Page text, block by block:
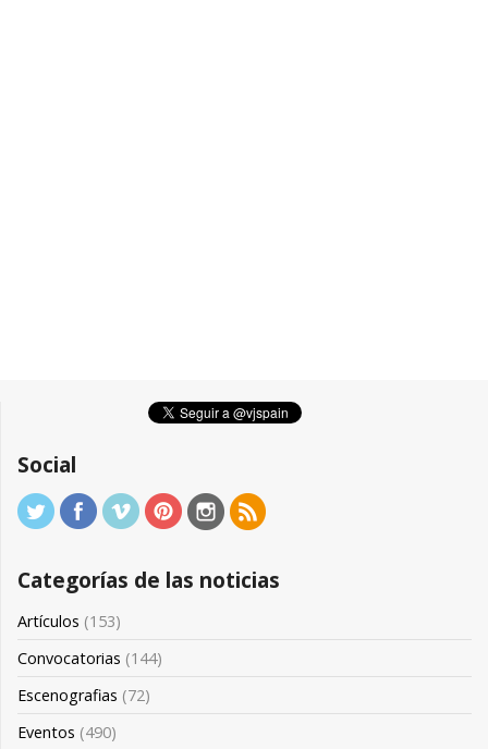
Social
Categorías de las noticias
Artículos (153)
Convocatorias (144)
Escenografias (72)
Eventos (490)